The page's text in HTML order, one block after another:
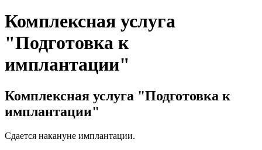
Комплексная услуга
"Подготовка к
имплантации"
Комплексная услуга "Подготовка к
имплантации"
Сдается накануне имплантации.